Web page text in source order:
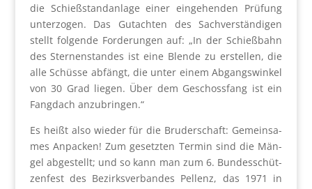
die Schieß­stand­an­la­ge einer ein­ge­hen­den Prü­fung
unter­zo­gen. Das Gut­ach­ten des Sach­ver­stän­di­gen
stellt fol­gen­de For­de­run­gen auf: „In der Schieß­bahn
des Ster­nen­stan­des ist eine Blen­de zu erstel­len, die
alle Schüs­se abfängt, die unter einem Abgangs­win­kel
von 30 Grad lie­gen. Über dem Geschoss­fang ist ein
Fang­dach anzu­brin­gen.“
Es heißt also wie­der für die Bru­der­schaft: Gemein­sa­
mes Anpa­cken! Zum gesetz­ten Ter­min sind die Män­
gel abge­stellt; und so kann man zum 6. Bun­des­schüt­
zen­fest des Bezirks­ver­ban­des Pel­lenz, das 1971 in